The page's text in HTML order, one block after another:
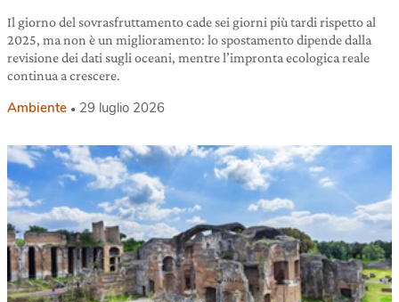
Il giorno del sovrasfruttamento cade sei giorni più tardi rispetto al
2025, ma non è un miglioramento: lo spostamento dipende dalla
revisione dei dati sugli oceani, mentre l’impronta ecologica reale
continua a crescere.
Ambiente 29 luglio 2026